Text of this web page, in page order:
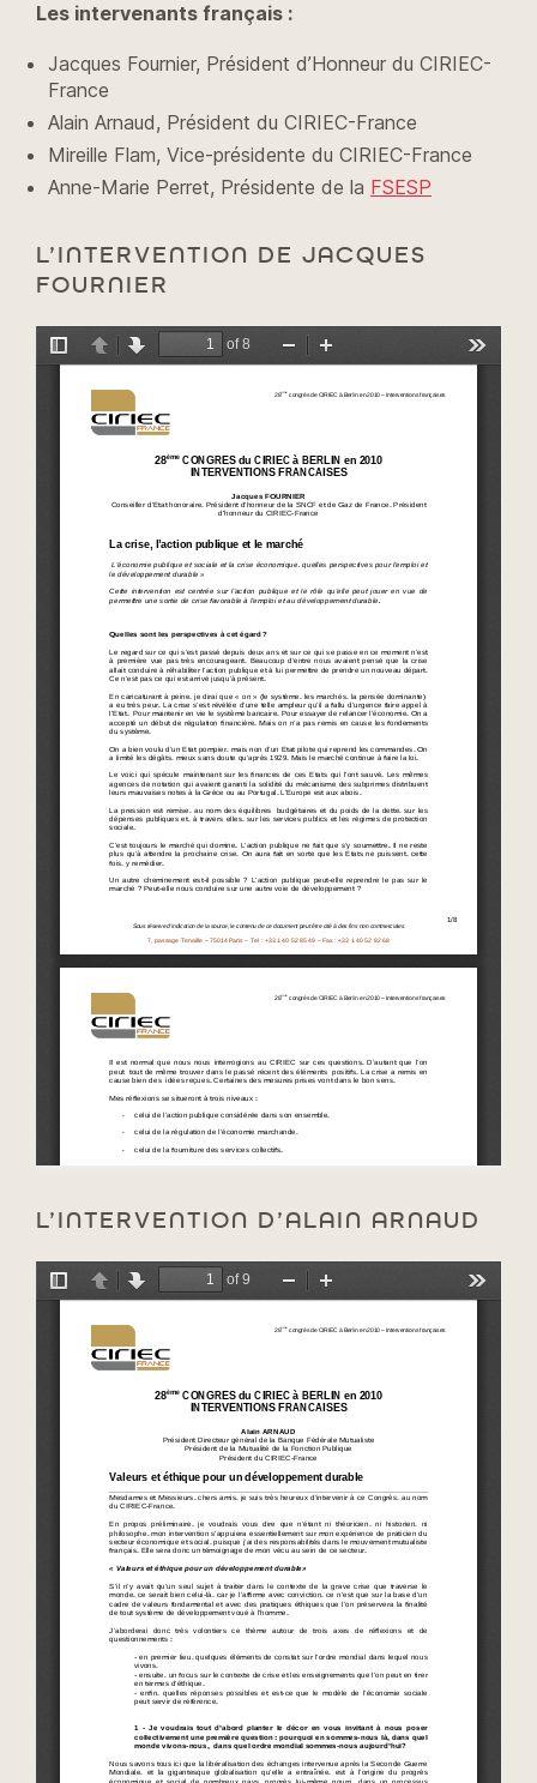
Les intervenants français :
Jacques Fournier, Président d’Honneur du CIRIEC-
France
Alain Arnaud, Président du CIRIEC-France
Mireille Flam, Vice-présidente du CIRIEC-France
Anne-Marie Perret, Présidente de la FSESP
L’INTERVENTION DE JACQUES
FOURNIER
L’INTERVENTION D’ALAIN ARNAUD